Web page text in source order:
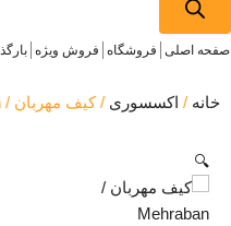
فروشگاه فروش ویژه بارگذاری محصول
/ کیف مهربان / Mehraban